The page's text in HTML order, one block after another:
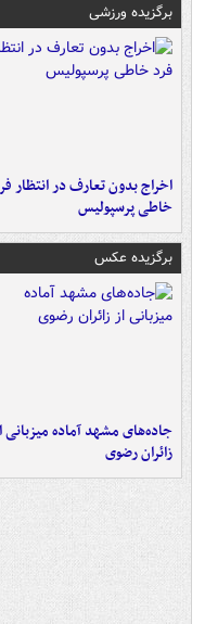
برگزیده ورزشی
اخراج بدون تعارف در انتظار
خاطی پرسپولیس
برگزیده عکس
جاده‌های مشهد آماده میزبانی
زائران رضوی